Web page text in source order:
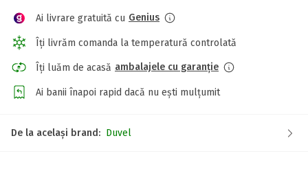
Ai livrare gratuită cu Genius
Îți livrăm comanda la temperatură controlată
Îți luăm de acasă ambalajele cu garanție
Ai banii înapoi rapid dacă nu ești mulțumit
De la același brand: Duvel